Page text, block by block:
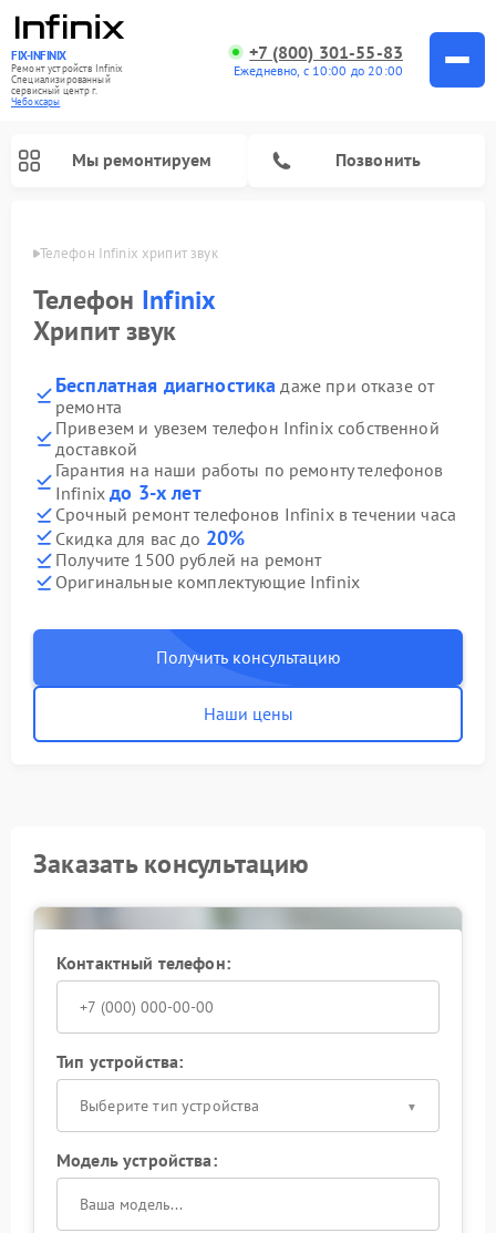
FIX-INFINIX
Ремонт устройств Infinix
Специализированный
cервисный центр г.
Чебоксары
+7 (800) 301-55-83
Ежедневно, с 10:00 до 20:00
Мы ремонтируем Позвонить
Телефон Infinix хрипит звук
Телефон Infinix
Хрипит звук
Бесплатная диагностика даже при отказе от
ремонта
Привезем и увезем телефон Infinix собственной
доставкой
Гарантия на наши работы по ремонту телефонов
Infinixдо 3-х лет
Срочный ремонт телефонов Infinix в течении часа
Скидка для вас до 20%
Получите 1500 рублей на ремонт
Оригинальные комплектующие Infinix
Получить консультацию
Наши цены
Заказать консультацию
Контактный телефон:
Тип устройства:
Выберите тип устройства
Модель устройства: